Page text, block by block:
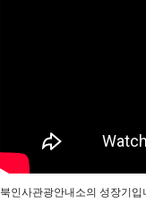
북인사관광안내소의 성장기입